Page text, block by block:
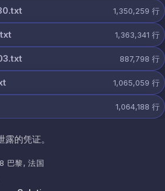
1,350,259 行
1,363,341 行
887,798 行
1,065,059 行
1,064,188 行
的凭证。
巴黎, 法国